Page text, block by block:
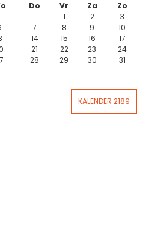
Do Vr Za
Zo
1 2
3
7 8 9
10
14 15 16
17
21 22 23
24
28 29 30 31
KALENDER 2189